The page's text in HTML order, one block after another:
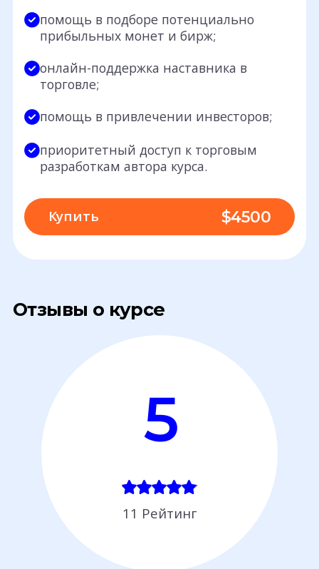
помощь в подборе потенциально
прибыльных монет и бирж;
онлайн-поддержка наставника в
торговле;
помощь в привлечении инвесторов;
приоритетный доступ к торговым
разработкам автора курса.
$4500
Купить
Отзывы о курсе
5
11 Рейтинг